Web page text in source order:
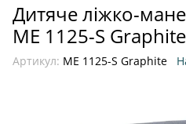
Дитяче ліжко-
ME 1125-S Graphite
Артикул: ME 1125-S Graphite